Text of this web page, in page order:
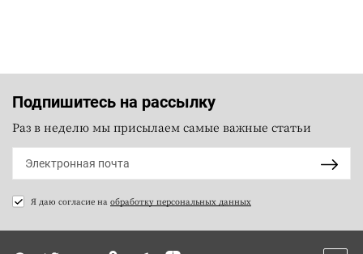
Подпишитесь на рассылку
Раз в неделю мы присылаем самые важные статьи
Я даю согласие на обработку персональных данных